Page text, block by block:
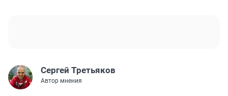
Сергей Третьяков
Автор мнения